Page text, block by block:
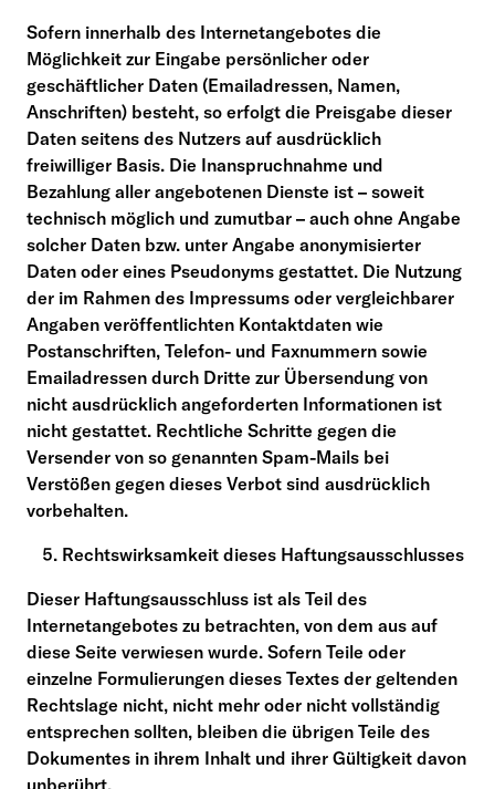
Sofern innerhalb des Internetangebotes die
Möglichkeit zur Eingabe persönlicher oder
geschäftlicher Daten (Emailadressen, Namen,
Anschriften) besteht, so erfolgt die Preisgabe dieser
Daten seitens des Nutzers auf ausdrücklich
freiwilliger Basis. Die Inanspruchnahme und
Bezahlung aller angebotenen Dienste ist – soweit
technisch möglich und zumutbar – auch ohne Angabe
solcher Daten bzw. unter Angabe anonymisierter
Daten oder eines Pseudonyms gestattet. Die Nutzung
der im Rahmen des Impressums oder vergleichbarer
Angaben veröffentlichten Kontaktdaten wie
Postanschriften, Telefon- und Faxnummern sowie
Emailadressen durch Dritte zur Übersendung von
nicht ausdrücklich angeforderten Informationen ist
nicht gestattet. Rechtliche Schritte gegen die
Versender von so genannten Spam-Mails bei
Verstößen gegen dieses Verbot sind ausdrücklich
vorbehalten.
Rechtswirksamkeit dieses Haftungsausschlusses
Dieser Haftungsausschluss ist als Teil des
Internetangebotes zu betrachten, von dem aus auf
diese Seite verwiesen wurde. Sofern Teile oder
einzelne Formulierungen dieses Textes der geltenden
Rechtslage nicht, nicht mehr oder nicht vollständig
entsprechen sollten, bleiben die übrigen Teile des
Dokumentes in ihrem Inhalt und ihrer Gültigkeit davon
unberührt.